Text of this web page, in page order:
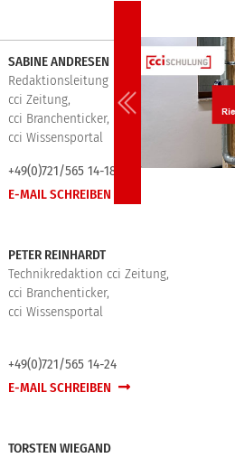
SABINE ANDRESEN
Redaktionsleitung
cci Zeitung,
cci Branchenticker,
cci Wissensportal
+49(0)721/565 14-18
E-MAIL SCHREIBEN
PETER REINHARDT
Technikredaktion cci Zeitung,
cci Branchenticker,
cci Wissensportal
+49(0)721/565 14-24
E-MAIL SCHREIBEN
TORSTEN WIEGAND